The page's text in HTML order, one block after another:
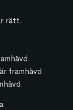
rätt.
framhävd.